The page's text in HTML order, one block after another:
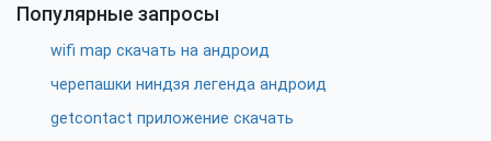
Популярные запросы
wifi map скачать на андроид
черепашки ниндзя легенда андроид
getcontact приложение скачать